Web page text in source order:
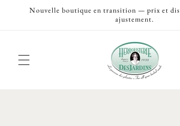
passer
Nouvelle boutique en transition — prix et
ajustement.